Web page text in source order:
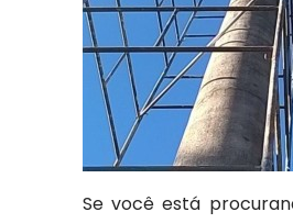
Se você está